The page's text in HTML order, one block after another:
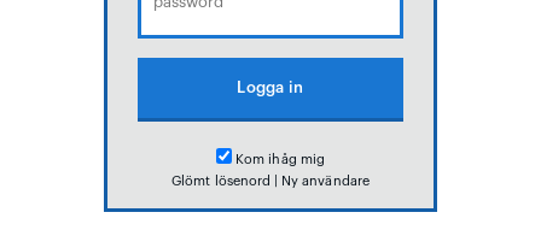
Kom ihåg mig
Glömt lösenord
Ny användare